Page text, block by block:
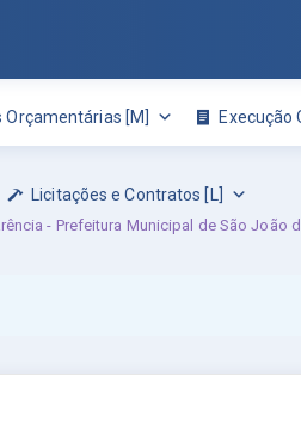
Orçamentárias [M] Execução
Licitações e Contratos [L]